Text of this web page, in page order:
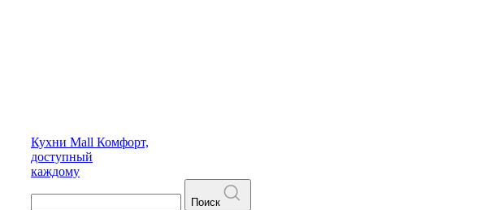
Кухни Mall Комфорт,
доступный
каждому
Поиск